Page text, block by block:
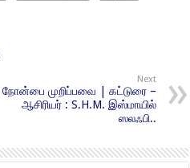
Next
நோன்பை முறிப்பவை | கட்டுரை –
ஆசிரியர் : S.H.M. இஸ்மாயில்
ஸலஃபி..